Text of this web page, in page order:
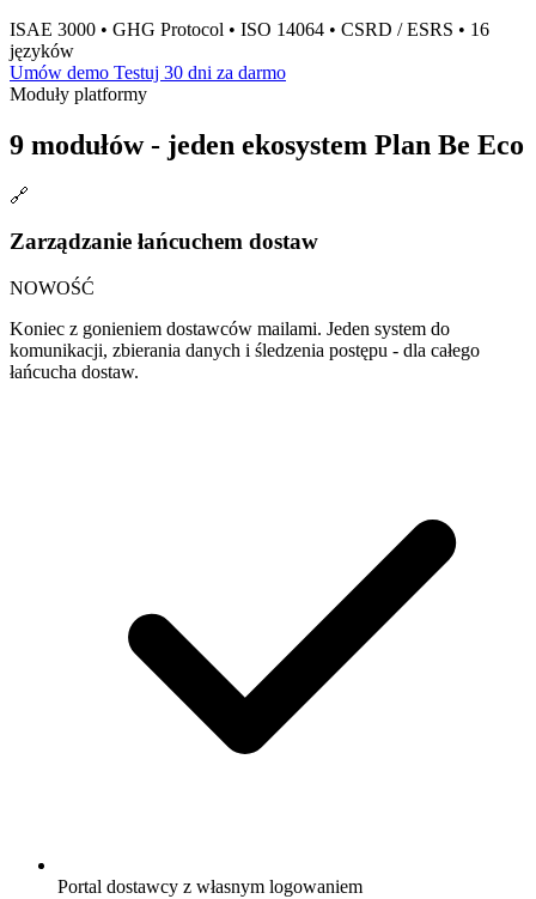
ISAE 3000 • GHG Protocol • ISO 14064 • CSRD / ESRS • 16
języków
Umów demo Testuj 30 dni za darmo
Moduły platformy
9 modułów - jeden ekosystem Plan Be Eco
🔗
Zarządzanie łańcuchem dostaw
NOWOŚĆ
Koniec z gonieniem dostawców mailami. Jeden system do
komunikacji, zbierania danych i śledzenia postępu - dla całego
łańcucha dostaw.
Portal dostawcy z własnym logowaniem